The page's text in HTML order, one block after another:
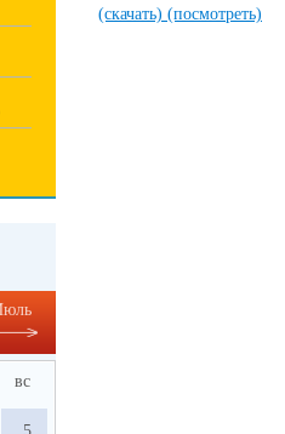
(скачать) (посмотреть)
вс